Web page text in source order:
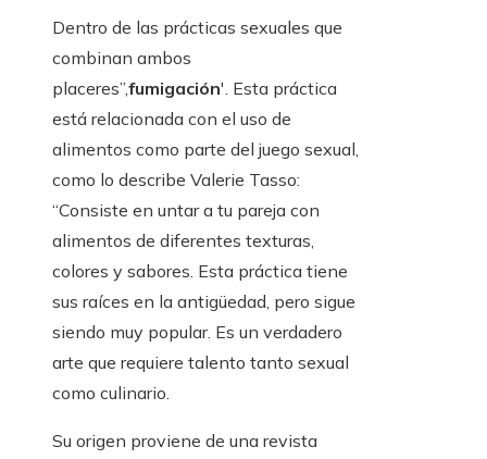
Dentro de las prácticas sexuales que
combinan ambos
placeres”,fumigación'. Esta práctica
está relacionada con el uso de
alimentos como parte del juego sexual,
como lo describe Valerie Tasso:
“Consiste en untar a tu pareja con
alimentos de diferentes texturas,
colores y sabores. Esta práctica tiene
sus raíces en la antigüedad, pero sigue
siendo muy popular. Es un verdadero
arte que requiere talento tanto sexual
como culinario.
Su origen proviene de una revista